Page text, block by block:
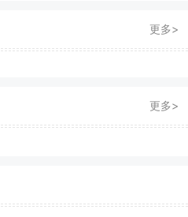
更多>
更多>